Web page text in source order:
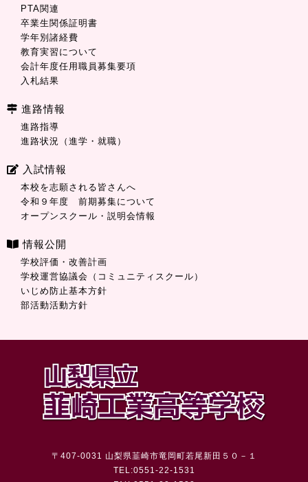
PTA関連
卒業生関係証明書
学年別諸経費
教育実習について
会計年度任用職員募集要項
入札結果
進路情報
進路指導
進路状況（進学・就職）
入試情報
本校を志願される皆さんへ
令和９年度 前期募集について
オープンスクール・説明会情報
情報公開
学校評価・改善計画
学校運営協議会（コミュニティスクール）
いじめ防止基本方針
部活動活動方針
〒407-0031 山梨県韮崎市竜岡町若尾新田５０－１
TEL:0551-22-1531